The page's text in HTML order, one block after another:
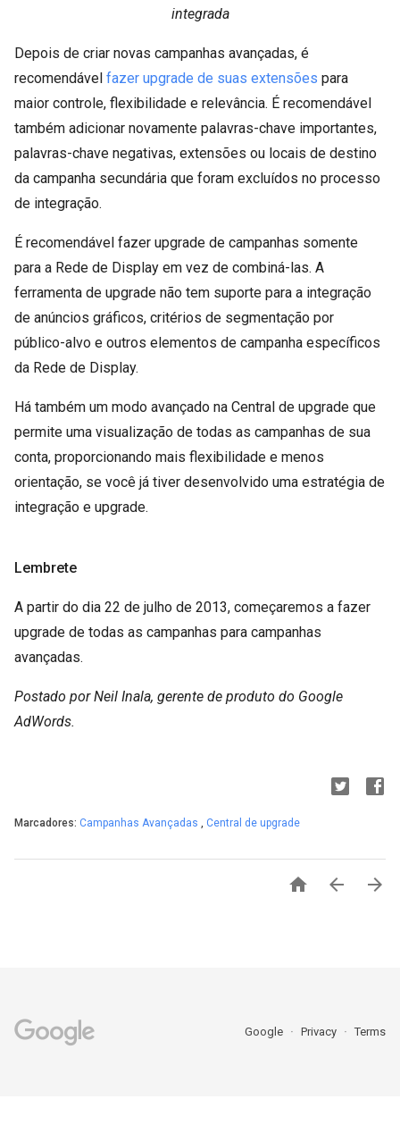
integrada
Depois de criar novas campanhas avançadas, é
recomendável fazer upgrade de suas extensões para
maior controle, flexibilidade e relevância. É recomendável
também adicionar novamente palavras-chave importantes,
palavras-chave negativas, extensões ou locais de destino
da campanha secundária que foram excluídos no processo
de integração.
É recomendável fazer upgrade de campanhas somente
para a Rede de Display em vez de combiná-las. A
ferramenta de upgrade não tem suporte para a integração
de anúncios gráficos, critérios de segmentação por
público-alvo e outros elementos de campanha específicos
da Rede de Display.
Há também um modo avançado na Central de upgrade que
permite uma visualização de todas as campanhas de sua
conta, proporcionando mais flexibilidade e menos
orientação, se você já tiver desenvolvido uma estratégia de
integração e upgrade.
Lembrete
A partir do dia 22 de julho de 2013, começaremos a fazer
upgrade de todas as campanhas para campanhas
avançadas.
Postado por Neil Inala, gerente de produto do Google
AdWords.
Marcadores: Campanhas Avançadas Central de upgrade
  
Google Privacy Terms